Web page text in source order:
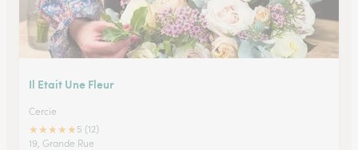
Il Etait Une Fleur
Cercie
★★★★★ 5 (12)
19, Grande Rue